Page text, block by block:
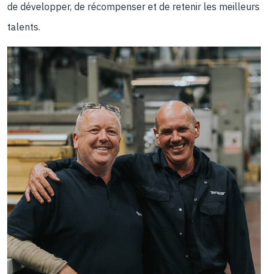
de développer, de récompenser et de retenir les meilleurs
talents.